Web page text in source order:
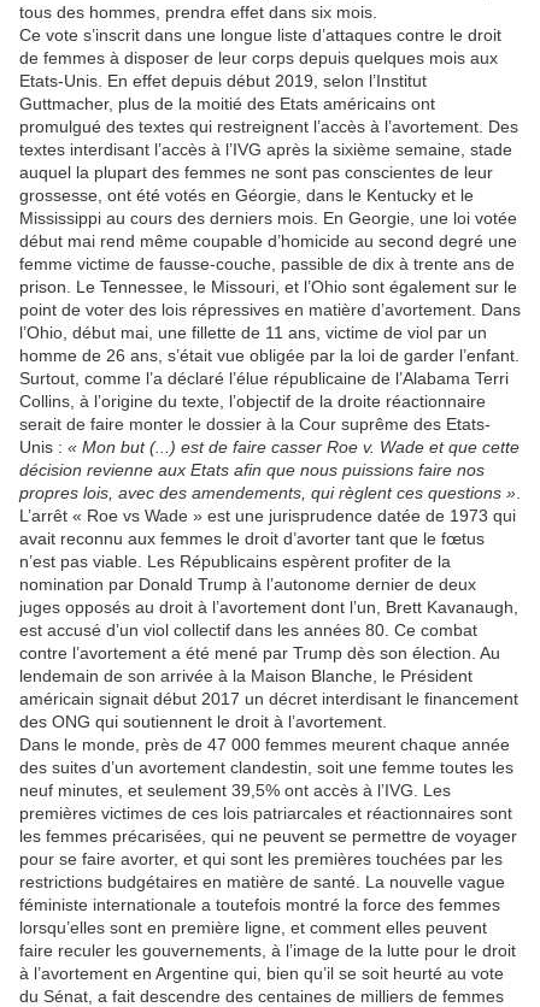
tous des hommes, prendra effet dans six mois.
Ce vote s’inscrit dans une longue liste d’attaques contre le droit
de femmes à disposer de leur corps depuis quelques mois aux
Etats-Unis. En effet depuis début 2019, selon l’Institut
Guttmacher, plus de la moitié des Etats américains ont
promulgué des textes qui restreignent l’accès à l’avortement. Des
textes interdisant l’accès à l’IVG après la sixième semaine, stade
auquel la plupart des femmes ne sont pas conscientes de leur
grossesse, ont été votés en Géorgie, dans le Kentucky et le
Mississippi au cours des derniers mois. En Georgie, une loi votée
début mai rend même coupable d’homicide au second degré une
femme victime de fausse-couche, passible de dix à trente ans de
prison. Le Tennessee, le Missouri, et l’Ohio sont également sur le
point de voter des lois répressives en matière d’avortement. Dans
l’Ohio, début mai, une fillette de 11 ans, victime de viol par un
homme de 26 ans, s’était vue obligée par la loi de garder l’enfant.
Surtout, comme l’a déclaré l’élue républicaine de l’Alabama Terri
Collins, à l’origine du texte, l’objectif de la droite réactionnaire
serait de faire monter le dossier à la Cour suprême des Etats-
Unis : « Mon but (...) est de faire casser Roe v. Wade et que cette
décision revienne aux Etats afin que nous puissions faire nos
propres lois, avec des amendements, qui règlent ces questions »
L’arrêt « Roe vs Wade » est une jurisprudence datée de 1973 qui
avait reconnu aux femmes le droit d’avorter tant que le fœtus
n’est pas viable. Les Républicains espèrent profiter de la
nomination par Donald Trump à l’autonome dernier de deux
juges opposés au droit à l’avortement dont l’un, Brett Kavanaugh,
est accusé d’un viol collectif dans les années 80. Ce combat
contre l’avortement a été mené par Trump dès son élection. Au
lendemain de son arrivée à la Maison Blanche, le Président
américain signait début 2017 un décret interdisant le financement
des ONG qui soutiennent le droit à l’avortement.
Dans le monde, près de 47 000 femmes meurent chaque année
des suites d’un avortement clandestin, soit une femme toutes les
neuf minutes, et seulement 39,5% ont accès à l’IVG. Les
premières victimes de ces lois patriarcales et réactionnaires sont
les femmes précarisées, qui ne peuvent se permettre de voyager
pour se faire avorter, et qui sont les premières touchées par les
restrictions budgétaires en matière de santé. La nouvelle vague
féministe internationale a toutefois montré la force des femmes
lorsqu’elles sont en première ligne, et comment elles peuvent
faire reculer les gouvernements, à l’image de la lutte pour le droit
à l’avortement en Argentine qui, bien qu’il se soit heurté au vote
du Sénat, a fait descendre des centaines de milliers de femmes